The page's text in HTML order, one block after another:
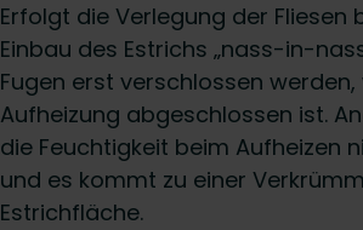
Erfolgt die Verlegung der Fliesen
Einbau des Estrichs „nass-in-
Fugen erst verschlossen
Aufheizung abgeschlossen ist.
die Feuchtigkeit beim Aufheizen
und es kommt zu einer
Estrichfläche.